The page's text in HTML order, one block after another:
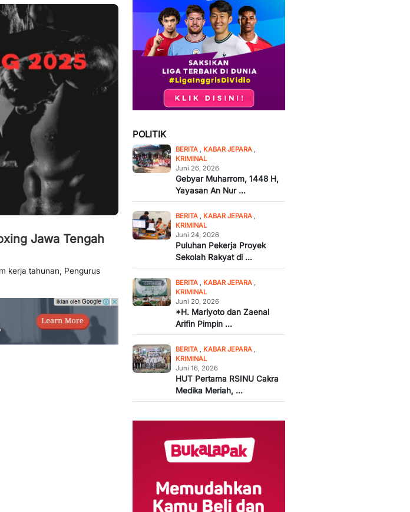
Jawa Tengah
kerja tahunan, Pengurus
POLITIK
BERITA , KABAR JEPARA ,
KRIMINAL
Juni 26, 2026
Gebyar Muharrom, 1448 H,
Yayasan An Nur ...
BERITA , KABAR JEPARA ,
KRIMINAL
Juni 24, 2026
Puluhan Pekerja Proyek
Sekolah Rakyat di ...
BERITA , KABAR JEPARA ,
KRIMINAL
Juni 20, 2026
*H. Mariyoto dan Zaenal
Arifin Pimpin ...
BERITA , KABAR JEPARA ,
KRIMINAL
Juni 16, 2026
HUT Pertama RSINU Cakra
Medika Meriah, ...